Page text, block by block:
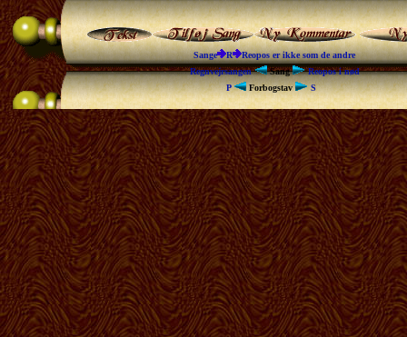
Sange R
Reopos er ikke som de andre
Regnvejrsangen
Sang
Reopos i nød
P
Forbogstav S